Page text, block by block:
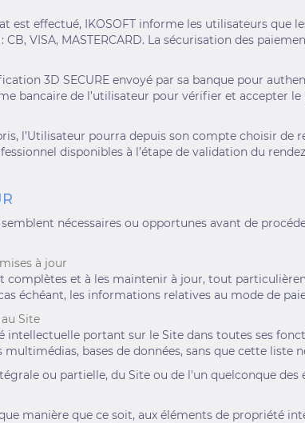
est effectué, IKOSOFT informe les utilisateurs que
VISA, MASTERCARD. La sécurisation des
3D SECURE envoyé par sa banque pour
bancaire de l’utilisateur pour vérifier et accepter le
l’Utilisateur pourra depuis son compte choisir de
disponibles à l’étape de validation du
nécessaires ou opportunes avant de
à jour
complètes et à les maintenir à jour, tout
échéant, les informations relatives au mode de
Site
intellectuelle portant sur le Site dans toutes ses
bases de données, sans que cette liste
ou partielle, du Site ou de l'un quelconque
manière que ce soit, aux éléments de propriété